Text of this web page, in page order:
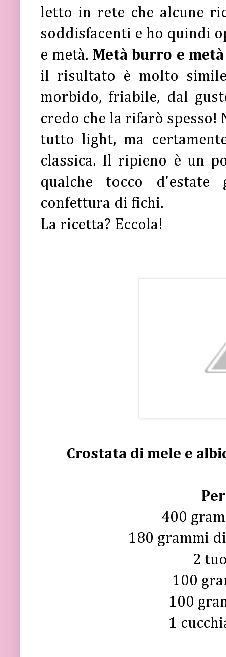
letto in rete che alcune
soddisfacenti e ho quindi
e metà. Metà burro e
il risultato è molto
morbido, friabile, dal
credo che la rifarò spesso!
tutto light, ma
classica. Il ripieno è un
qualche tocco
confettura di fichi.
La ricetta? Eccola!
Crostata di mele e
400
180 grammi
2
100
100
1